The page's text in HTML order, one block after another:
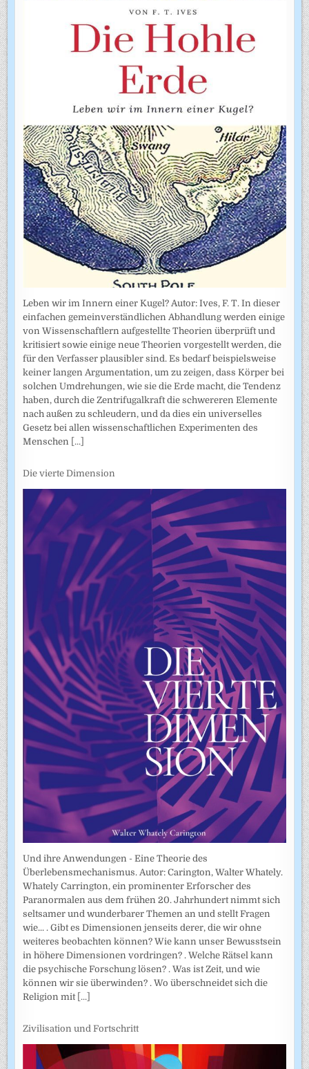
Leben wir im Innern einer Kugel? Autor: Ives, F. T. In dieser
einfachen gemeinverständlichen Abhandlung werden einige
von Wissenschaftlern aufgestellte Theorien überprüft und
kritisiert sowie einige neue Theorien vorgestellt werden, die
für den Verfasser plausibler sind. Es bedarf beispielsweise
keiner langen Argumentation, um zu zeigen, dass Körper bei
solchen Umdrehungen, wie sie die Erde macht, die Tendenz
haben, durch die Zentrifugalkraft die schwereren Elemente
nach außen zu schleudern, und da dies ein universelles
Gesetz bei allen wissenschaftlichen Experimenten des
Menschen [...]
Die vierte Dimension
Und ihre Anwendungen - Eine Theorie des
Überlebensmechanismus. Autor: Carington, Walter Whately.
Whately Carrington, ein prominenter Erforscher des
Paranormalen aus dem frühen 20. Jahrhundert nimmt sich
seltsamer und wunderbarer Themen an und stellt Fragen
wie... . Gibt es Dimensionen jenseits derer, die wir ohne
weiteres beobachten können? Wie kann unser Bewusstsein
in höhere Dimensionen vordringen? . Welche Rätsel kann
die psychische Forschung lösen? . Was ist Zeit, und wie
können wir sie überwinden? . Wo überschneidet sich die
Religion mit [...]
Zivilisation und Fortschritt